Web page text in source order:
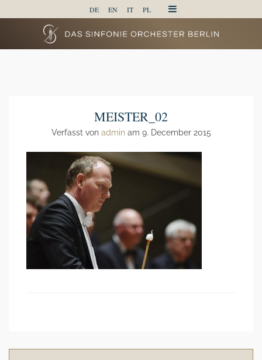
DE EN IT PL
MEISTER_02
Verfasst von adminam 9. December 2015